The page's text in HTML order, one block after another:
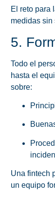
El reto para
medidas sin
5.
Todo el
hasta el
sobre:
Una fintech
un equipo